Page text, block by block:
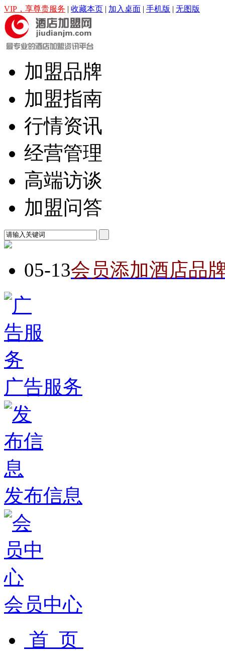
VIP，享尊贵服务 | 收藏本页 | 加入桌面 | 手机版 | 无图版
加盟品牌
加盟指南
行情资讯
经营管理
高端访谈
加盟问答
05-13会员添加酒店品
广告服务
发布信息
会员中心
首 页